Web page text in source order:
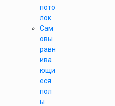
пото
лок
Сам
овы
равн
ива
ющи
еся
пол
ы